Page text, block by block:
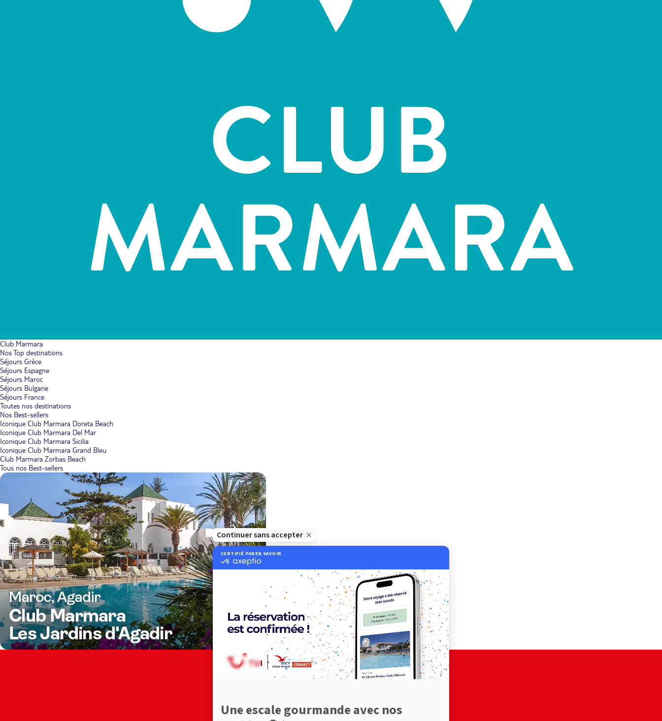
Club Marmara
Nos Top destinations
Séjours Grèce
Séjours Espagne
Séjours Maroc
Séjours Bulgarie
Séjours France
Toutes nos destinations
Nos Best-sellers
Iconique Club Marmara Doreta Beach
Iconique Club Marmara Del Mar
Iconique Club Marmara Sicilia
Iconique Club Marmara Grand Bleu
Club Marmara Zorbas Beach
Tous nos Best-sellers